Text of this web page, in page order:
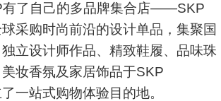
了自己的多品牌集合店——SKP
采购时尚前沿的设计单品，集聚国
立设计师作品、精致鞋履、品味珠
妆香氛及家居饰品于SKP
一站式购物体验目的地。